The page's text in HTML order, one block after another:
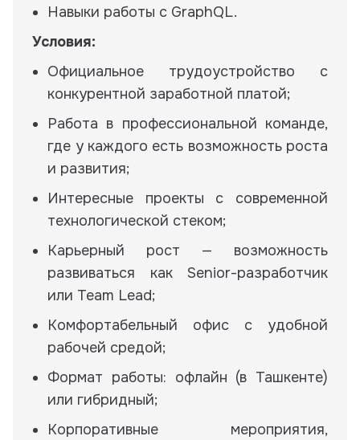
Навыки работы с GraphQL.
Условия:
Официальное трудоустройство с
конкурентной заработной платой;
Работа в профессиональной команде,
где у каждого есть возможность роста
и развития;
Интересные проекты с современной
технологической стеком;
Карьерный рост — возможность
развиваться как Senior-разработчик
или Team Lead;
Комфортабельный офис с удобной
рабочей средой;
Формат работы: офлайн (в Ташкенте)
или гибридный;
Корпоративные мероприятия,